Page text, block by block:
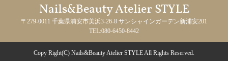
Nails&Beauty Atelier STYLE
〒279-0011 千葉県浦安市美浜3-26-8 サンシャインガーデン新浦安201
TEL:080-6450-8442
Copy Right(C) Nails&Beauty Atelier STYLE All Rights Reserved.